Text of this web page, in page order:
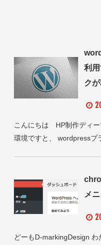
利
ク
こんにちは HP制作ディー
環境ですと、 wordpressプ
メ
どーもD-markingDesign